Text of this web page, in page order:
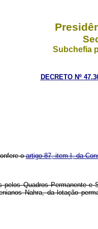
Subchefia
DECRETO Nº
oartigo 87, item I, da
Quadros Permanente
Nahra, da lotação